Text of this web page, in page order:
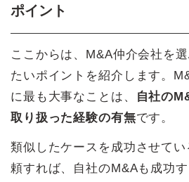
ポイント
ここからは、M&A仲介会社を
たいポイントを紹介します。
に最も大事なことは、
自社の
取り扱った経験の有無です。
類似したケースを成功させて
頼すれば、自社のM&Aも成功